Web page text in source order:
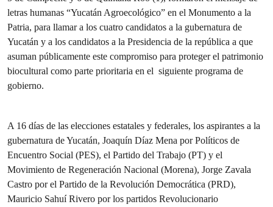
letras humanas “Yucatán Agroecológico” en el Monumento a la
Patria, para llamar a los cuatro candidatos a la gubernatura de
Yucatán y a los candidatos a la Presidencia de la república a que
asuman públicamente este compromiso para proteger el patrimonio
biocultural como parte prioritaria en el siguiente programa de
gobierno.
A 16 días de las elecciones estatales y federales, los aspirantes a la
gubernatura de Yucatán, Joaquín Díaz Mena por Políticos de
Encuentro Social (PES), el Partido del Trabajo (PT) y el
Movimiento de Regeneración Nacional (Morena), Jorge Zavala
Castro por el Partido de la Revolución Democrática (PRD),
Mauricio Sahuí Rivero por los partidos Revolucionario